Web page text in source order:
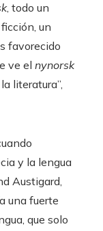
, todo un
un
favorecido
ve el nynorsk
literatura”,
y la lengua
Austigard,
una fuerte
que solo